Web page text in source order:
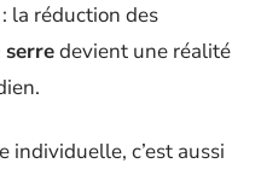
la réduction des
serredevient une réalité
individuelle, c’est aussi